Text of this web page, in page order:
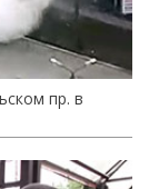
пр. в